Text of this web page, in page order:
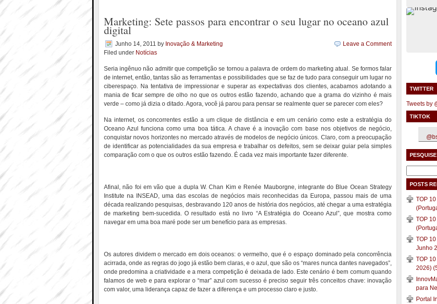
Marketing: Sete passos para encontrar o seu lugar no oceano azul
digital
Junho 14, 2011 by Inovação & Marketing
Filed under Notícias
Leave a Comment
Seria ingênuo não admitir que competição se tornou a palavra de ordem do marketing atual. Se formos falar
de internet, então, tantas são as ferramentas e possibilidades que se faz de tudo para conseguir um lugar no
ciberespaço. Na tentativa de impressionar e superar as expectativas dos clientes, acabamos adotando a
mania de ficar sempre de olho no que os outros estão fazendo, achando que a grama do vizinho é mais
verde – como já dizia o ditado. Agora, você já parou para pensar se realmente quer se parecer com eles?
Na internet, os concorrentes estão a um clique de distância e em um cenário como este a estratégia do
Oceano Azul funciona como uma boa tática. A chave é a inovação com base nos objetivos de negócio,
conquistar novos horizontes no mercado através de modelos de negócio únicos. Claro, com a preocupação
de identificar as potencialidades da sua empresa e trabalhar os defeitos, sem se deixar guiar pela simples
comparação com o que os outros estão fazendo. É cada vez mais importante fazer diferente.
Afinal, não foi em vão que a dupla W. Chan Kim e Renée Mauborgne, integrante do Blue Ocean Strategy
Institute na INSEAD, uma das escolas de negócios mais reconhecidas da Europa, passou mais de uma
década realizando pesquisas, desbravando 120 anos de história dos negócios, até chegar a uma estratégia
de marketing bem-sucedida. O resultado está no livro “A Estratégia do Oceano Azul”, que mostra como
navegar em uma boa maré pode ser um benefício para as empresas.
Os autores dividem o mercado em dois oceanos: o vermelho, que é o espaço dominado pela concorrência
acirrada, onde as regras do jogo já estão bem claras, e o azul, que são os “mares nunca dantes navegados”,
onde predomina a criatividade e a mera competição é deixada de lado. Este cenário é bem comum quando
falamos de web e para explorar o “mar” azul com sucesso é preciso seguir três conceitos chave: inovação
com valor, uma liderança capaz de fazer a diferença e um processo claro e justo.
TWITTER
Tweets by
TIKTOK
por:
POSTS
TOP
TOP
TOP
Junho
TOP
2026)
para
Portal